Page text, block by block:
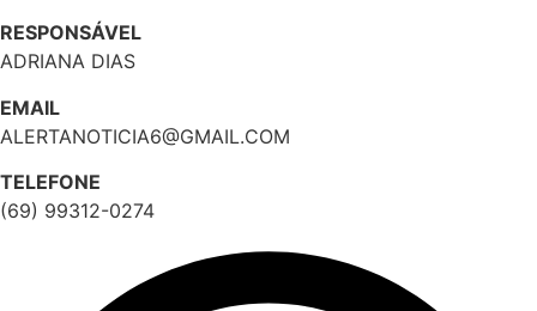
RESPONSÁVEL
ADRIANA DIAS
EMAIL
ALERTANOTICIA6@GMAIL.COM
TELEFONE
(69) 99312-0274